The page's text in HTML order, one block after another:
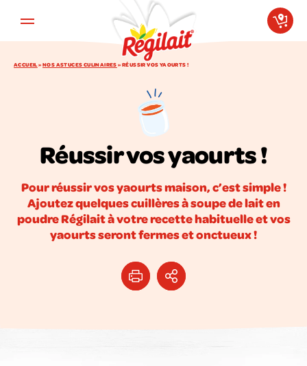
ACCUEIL»NOS ASTUCES CULINAIRES »RÉUSSIR VOS YAOURTS !
Réussir vos yaourts !
Pour réussir vos yaourts maison, c’est simple !
Ajoutez quelques cuillères à soupe de lait en
poudre Régilait à votre recette habituelle et vos
yaourts seront fermes et onctueux !